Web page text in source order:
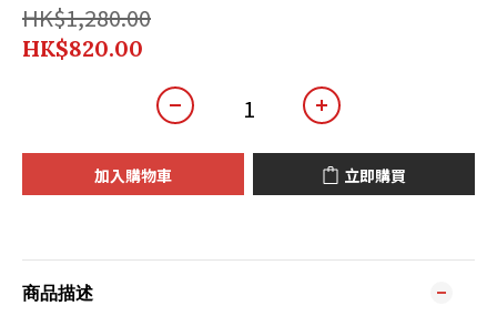
HK$1,280.00
HK$820.00
加入購物車 立即購買
商品描述